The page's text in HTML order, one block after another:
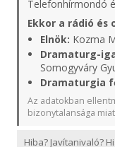
Telefonhírmondó
Ekkor a rádió és
Elnök: Kozma
Dramaturg-
Somogyváry
Dramaturgia
Az adatokban
bizonytalansága
Hiba? Javítanivaló?